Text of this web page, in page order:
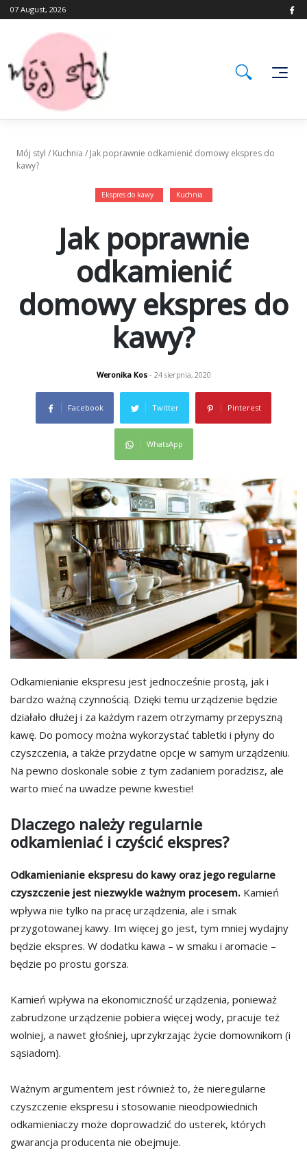
Skip
to
07 August, 2026
Mój styl / Kuchnia / Jak poprawnie odkamienić domowy ekspres do
kawy?
Ekspres do kawy Kuchnia
Jak poprawnie
odkamienić
domowy ekspres do
kawy?
Weronika Kos- 24 sierpnia, 2020
Facebook Twitter Pinterest
WhatsApp
Odkamienianie ekspresu jest jednocześnie prostą, jak i
bardzo ważną czynnością. Dzięki temu urządzenie będzie
działało dłużej i za każdym razem otrzymamy przepyszną
kawę. Do pomocy można wykorzystać tabletki i płyny do
czyszczenia, a także przydatne opcje w samym urządzeniu.
Na pewno doskonale sobie z tym zadaniem poradzisz, ale
warto mieć na uwadze pewne kwestie!
Dlaczego należy regularnie
odkamieniać i czyścić ekspres?
Odkamienianie ekspresu do kawy oraz jego regularne
czyszczenie jest niezwykle ważnym procesem. Kamień
wpływa nie tylko na pracę urządzenia, ale i smak
przygotowanej kawy. Im więcej go jest, tym mniej wydajny
będzie ekspres. W dodatku kawa – w smaku i aromacie –
będzie po prostu gorsza.
Kamień wpływa na ekonomiczność urządzenia, ponieważ
zabrudzone urządzenie pobiera więcej wody, pracuje też
wolniej, a nawet głośniej, uprzykrzając życie domownikom (i
sąsiadom).
Ważnym argumentem jest również to, że nieregularne
czyszczenie ekspresu i stosowanie nieodpowiednich
odkamieniaczy może doprowadzić do usterek, których
gwarancja producenta nie obejmuje.